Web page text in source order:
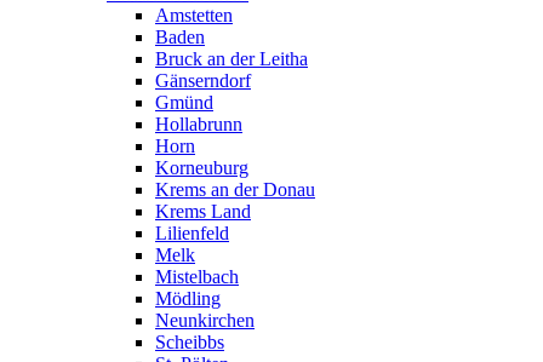
Amstetten
Baden
Bruck an der Leitha
Gänserndorf
Gmünd
Hollabrunn
Horn
Korneuburg
Krems an der Donau
Krems Land
Lilienfeld
Melk
Mistelbach
Mödling
Neunkirchen
Scheibbs